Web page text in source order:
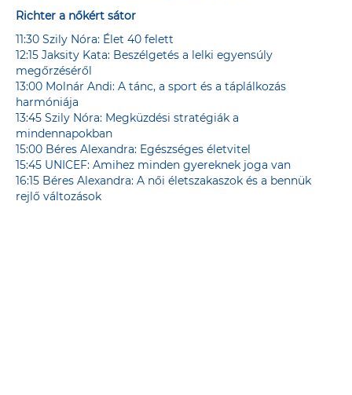
Richter a nőkért sátor
11:30 Szily Nóra: Élet 40 felett
12:15 Jaksity Kata: Beszélgetés a lelki egyensúly
megőrzéséről
13:00 Molnár Andi: A tánc, a sport és a táplálkozás
harmóniája
13:45 Szily Nóra: Megküzdési stratégiák a
mindennapokban
15:00 Béres Alexandra: Egészséges életvitel
15:45 UNICEF: Amihez minden gyereknek joga van
16:15 Béres Alexandra: A női életszakaszok és a bennük
rejlő változások